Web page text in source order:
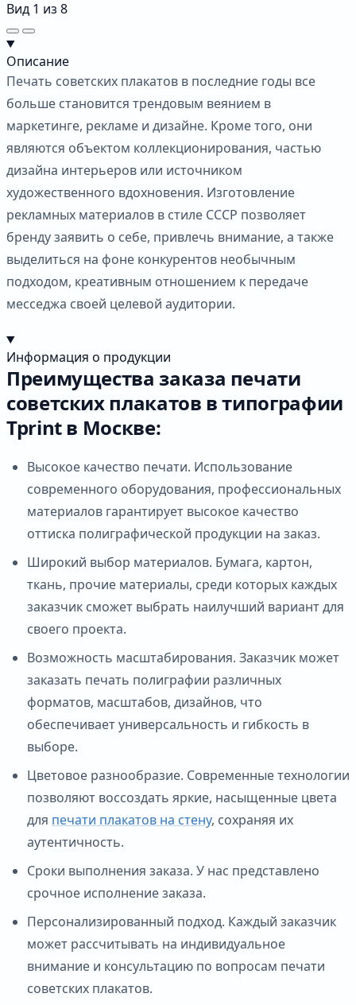
Вид 1 из 8
Описание
Печать советских плакатов в последние годы все
больше становится трендовым веянием в
маркетинге, рекламе и дизайне. Кроме того, они
являются объектом коллекционирования, частью
дизайна интерьеров или источником
художественного вдохновения. Изготовление
рекламных материалов в стиле СССР позволяет
бренду заявить о себе, привлечь внимание, а также
выделиться на фоне конкурентов необычным
подходом, креативным отношением к передаче
месседжа своей целевой аудитории.
Информация о продукции
Преимущества заказа печати
советских плакатов в типографии
Tprint в Москве:
Высокое качество печати. Использование
современного оборудования, профессиональных
материалов гарантирует высокое качество
оттиска полиграфической продукции на заказ.
Широкий выбор материалов. Бумага, картон,
ткань, прочие материалы, среди которых каждых
заказчик сможет выбрать наилучший вариант для
своего проекта.
Возможность масштабирования. Заказчик может
заказать печать полиграфии различных
форматов, масштабов, дизайнов, что
обеспечивает универсальность и гибкость в
выборе.
Цветовое разнообразие. Современные технологии
позволяют воссоздать яркие, насыщенные цвета
для печати плакатов на стену, сохраняя их
аутентичность.
Сроки выполнения заказа. У нас представлено
срочное исполнение заказа.
Персонализированный подход. Каждый заказчик
может рассчитывать на индивидуальное
внимание и консультацию по вопросам печати
советских плакатов.